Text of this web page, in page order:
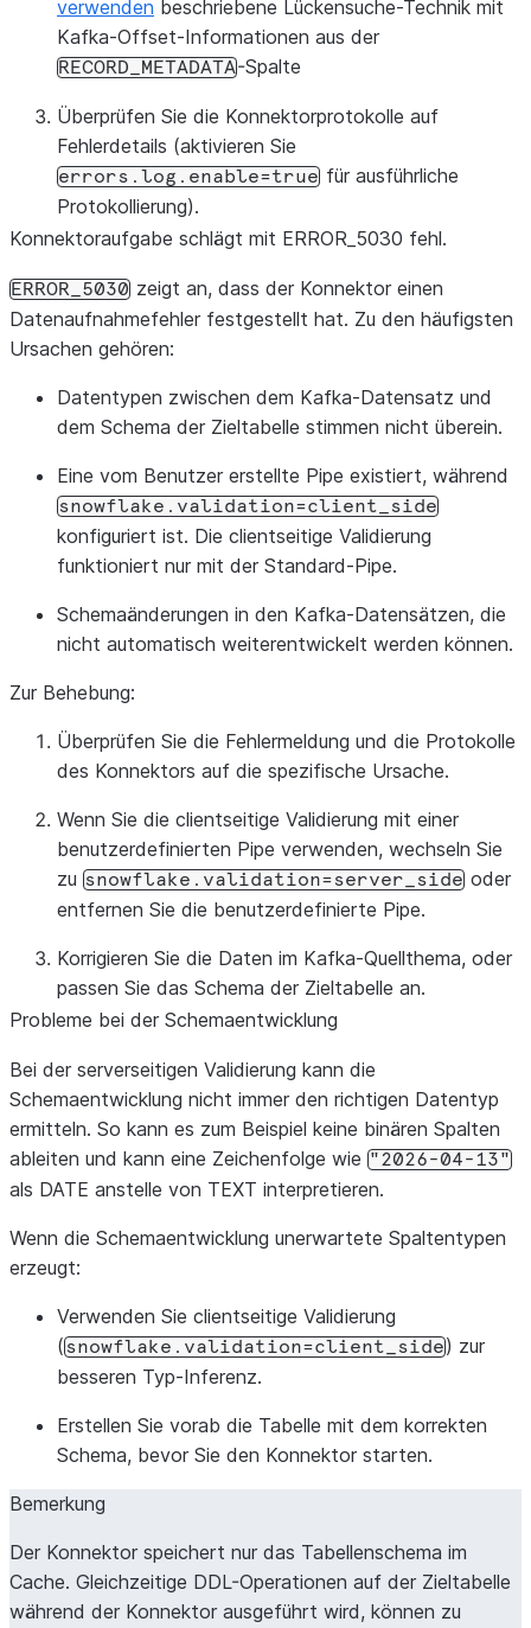
verwenden beschriebene Lückensuche-Technik mit
Kafka-Offset-Informationen aus der
RECORD_METADATA-Spalte
Überprüfen Sie die Konnektorprotokolle auf
Fehlerdetails (aktivieren Sie
errors.log.enable=true für ausführliche
Protokollierung).
Konnektoraufgabe schlägt mit ERROR_ 5030 fehl.
ERROR_5030 zeigt an, dass der Konnektor einen
Datenaufnahmefehler festgestellt hat. Zu den häufigsten
Ursachen gehören:
Datentypen zwischen dem Kafka-Datensatz und
dem Schema der Zieltabelle stimmen nicht überein.
Eine vom Benutzer erstellte Pipe existiert, während
snowflake.validation=client_side
konfiguriert ist. Die clientseitige Validierung
funktioniert nur mit der Standard-Pipe.
Schemaänderungen in den Kafka-Datensätzen, die
nicht automatisch weiterentwickelt werden können.
Zur Behebung:
Überprüfen Sie die Fehlermeldung und die Protokolle
des Konnektors auf die spezifische Ursache.
Wenn Sie die clientseitige Validierung mit einer
benutzerdefinierten Pipe verwenden, wechseln Sie
zu snowflake.validation=server_side oder
entfernen Sie die benutzerdefinierte Pipe.
Korrigieren Sie die Daten im Kafka-Quellthema, oder
passen Sie das Schema der Zieltabelle an.
Probleme bei der Schemaentwicklung
Bei der serverseitigen Validierung kann die
Schemaentwicklung nicht immer den richtigen Datentyp
ermitteln. So kann es zum Beispiel keine binären Spalten
ableiten und kann eine Zeichenfolge wie "2026-04-13"
als DATE anstelle von TEXT interpretieren.
Wenn die Schemaentwicklung unerwartete Spaltentypen
erzeugt:
Verwenden Sie clientseitige Validierung
(snowflake.validation=client_side) zur
besseren Typ-Inferenz.
Erstellen Sie vorab die Tabelle mit dem korrekten
Schema, bevor Sie den Konnektor starten.
Bemerkung
Der Konnektor speichert nur das Tabellenschema im
Cache. Gleichzeitige DDL-Operationen auf der Zieltabelle
während der Konnektor ausgeführt wird, können zu